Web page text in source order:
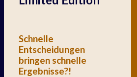
Schnelle
Entscheidungen
bringen schnelle
Ergebnisse?!